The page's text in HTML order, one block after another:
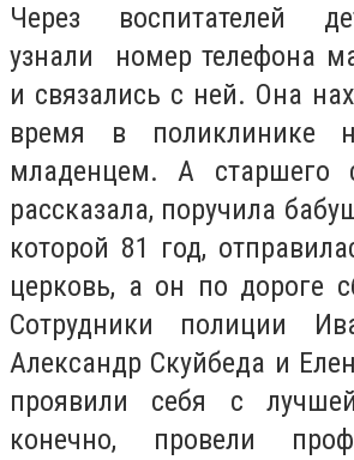
Через воспитателей
узнали номер телефона
и связались с ней. Она
время в поликлинике
младенцем. А старшего
рассказала, поручила
которой 81 год,
церковь, а он по дороге
Сотрудники полиции
Александр Скуйбеда и
проявили себя с
конечно, провели